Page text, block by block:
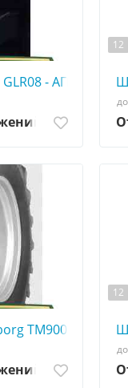
GLR08 - АГРОШИНА
12
TM900 HP -
12